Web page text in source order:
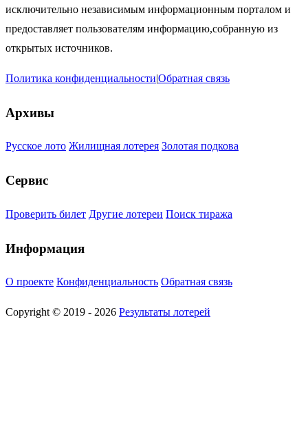
исключительно независимым информационным порталом и
предоставляет пользователям информацию,собранную из
открытых источников.
Политика конфиденциальности|Обратная связь
Архивы
Русское лото Жилищная лотерея Золотая подкова
Сервис
Проверить билет Другие лотереи Поиск тиража
Информация
О проекте Конфиденциальность Обратная связь
Copyright © 2019 - 2026 Результаты лотерей